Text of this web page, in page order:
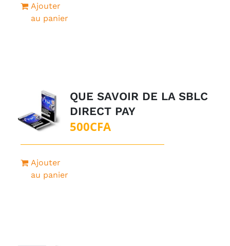
Ajouter
au panier
QUE SAVOIR DE LA SBLC
DIRECT PAY
500CFA
Ajouter
au panier